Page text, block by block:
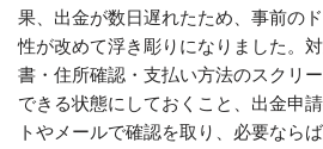
果、出金が数日遅れたため、事前の
性が改めて浮き彫りになりました。
書・住所確認・支払い方法のスクリ
できる状態にしておくこと、出金申
トやメールで確認を取り、必要なら